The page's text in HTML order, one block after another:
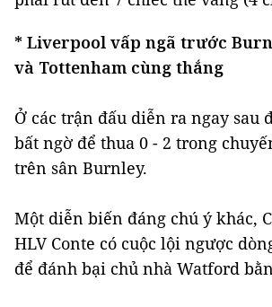
* Liverpool vấp ngã trước
và Tottenham cùng thắng
Ở các trận đấu diễn ra ngay sau
bất ngờ để thua 0 - 2 trong
trên sân Burnley.
Một diễn biến đáng chú ý khác,
HLV Conte có cuộc lội ngược
để đánh bại chủ nhà Watford